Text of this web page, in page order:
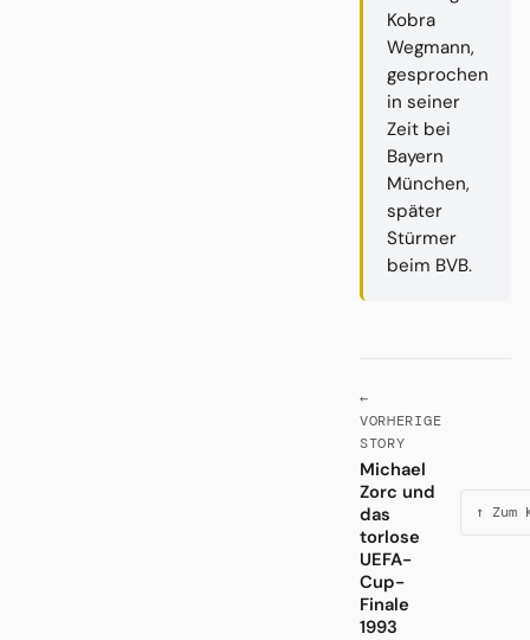
Kobra
Wegmann,
gesprochen
in seiner
Zeit bei
Bayern
München,
später
Stürmer
beim BVB.
←
VORHERIGE
STORY
Michael
Zorc und
das
torlose
UEFA-
Cup-
Finale
1993
↑